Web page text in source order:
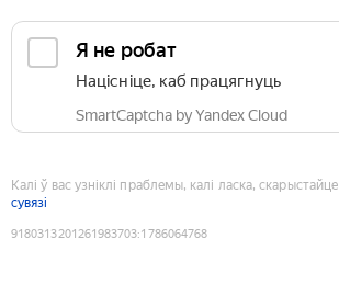
Я не робат
Націсніце, каб працягнуць
SmartCaptcha by Yandex Cloud
Калі ў вас узніклі праблемы, калі ласка, скарыстайце
сувязі
9180313201261983703:1786064768